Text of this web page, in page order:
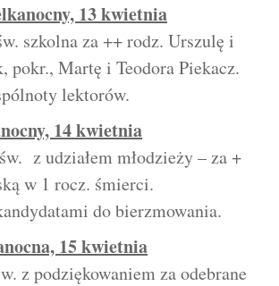
13 kwietnia
szkolna za ++ rodz. Urszulę i
pokr., Martę i Teodora Piekacz.
lektorów.
14 kwietnia
z udziałem młodzieży – za +
w 1 rocz. śmierci.
do bierzmowania.
15 kwietnia
z podziękowaniem za odebrane